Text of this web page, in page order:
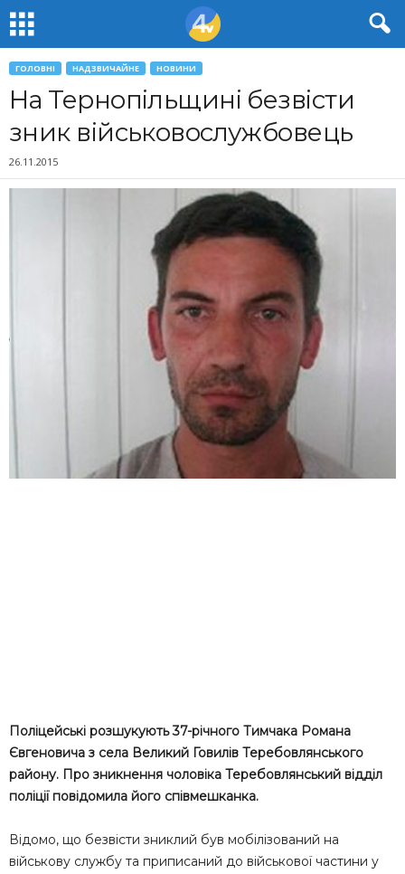
ГОЛОВНІ НАДЗВИЧАЙНЕ НОВИНИ
На Тернопільщині безвісти
зник військовослужбовець
26.11.2015
Поліцейські розшукують 37-річного Тимчака Романа
Євгеновича з села Великий Говилів Теребовлянського
району. Про зникнення чоловіка Теребовлянський відділ
поліції повідомила його співмешканка.
Відомо, що безвісти зниклий був мобілізований на
військову службу та приписаний до військової частини у